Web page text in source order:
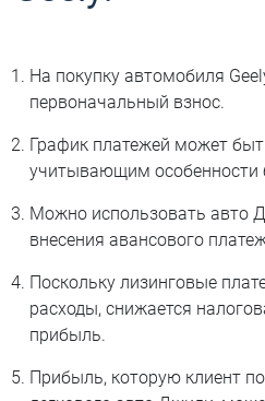
На покупку автомобиля
первоначальный взнос.
График платежей может
учитывающим особенности
Можно использовать авто
внесения авансового
Поскольку лизинговые
расходы, снижается
прибыль.
Прибыль, которую клиент